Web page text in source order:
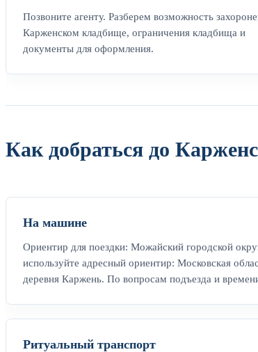
Позвоните агенту. Разберем возможность
Карженском кладбище, ограничения кладбища и
документы для оформления.
Как добраться до
На машине
Ориентир для поездки: Можайский городской
используйте адресный ориентир: Московская
деревня Каржень. По вопросам подъезда и
Ритуальный транспорт